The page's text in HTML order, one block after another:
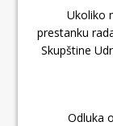
Ukoliko
prestanku
Skupštine
Odluka o